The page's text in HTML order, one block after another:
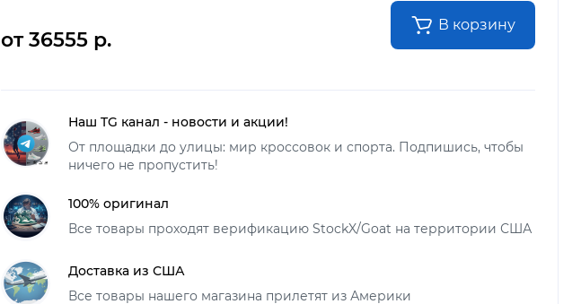
от 36555 р.
В корзину
Наш TG канал - новости и акции!
От площадки до улицы: мир кроссовок и спорта. Подпишись, чтобы
ничего не пропустить!
100% оригинал
Все товары проходят верификацию StockX/Goat на территории США
Доставка из США
Все товары нашего магазина прилетят из Америки